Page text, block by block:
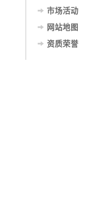
市场活动
网站地图
资质荣誉